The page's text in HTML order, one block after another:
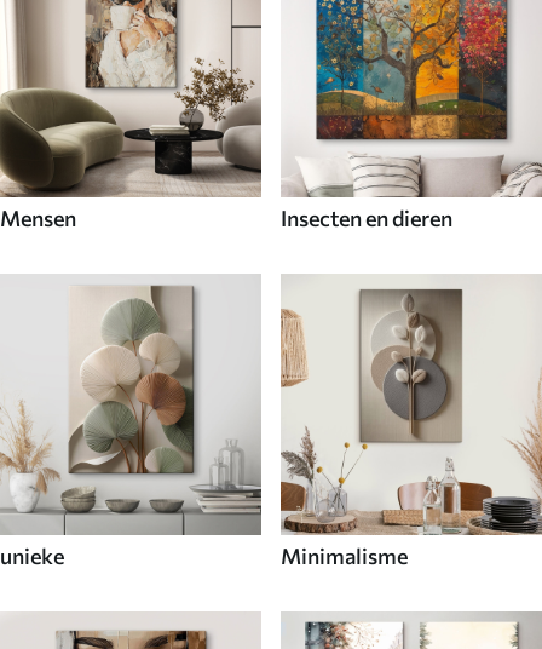
Mensen Insecten en dieren
unieke Minimalisme